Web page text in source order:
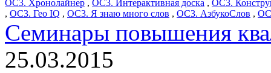
ОС3. Хронолайнер , ОС3. Интерактивная доска , ОС3.
, ОС3. Гео IQ , ОС3. Я знаю много слов , ОС3. АзбукоСлов ,
Семинары повышения
25.03.2015